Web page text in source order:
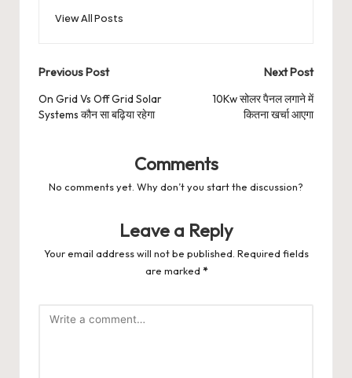
View All Posts
Post
navigation
Previous Post
On Grid Vs Off Grid Solar
Systems कौन सा बढ़िया रहेगा
Next Post
10Kw सोलर पैनल लगाने में
कितना खर्चा आएगा
Comments
No comments yet. Why don’t you start the discussion?
Leave a Reply
Your email address will not be published. Required fields
are marked *